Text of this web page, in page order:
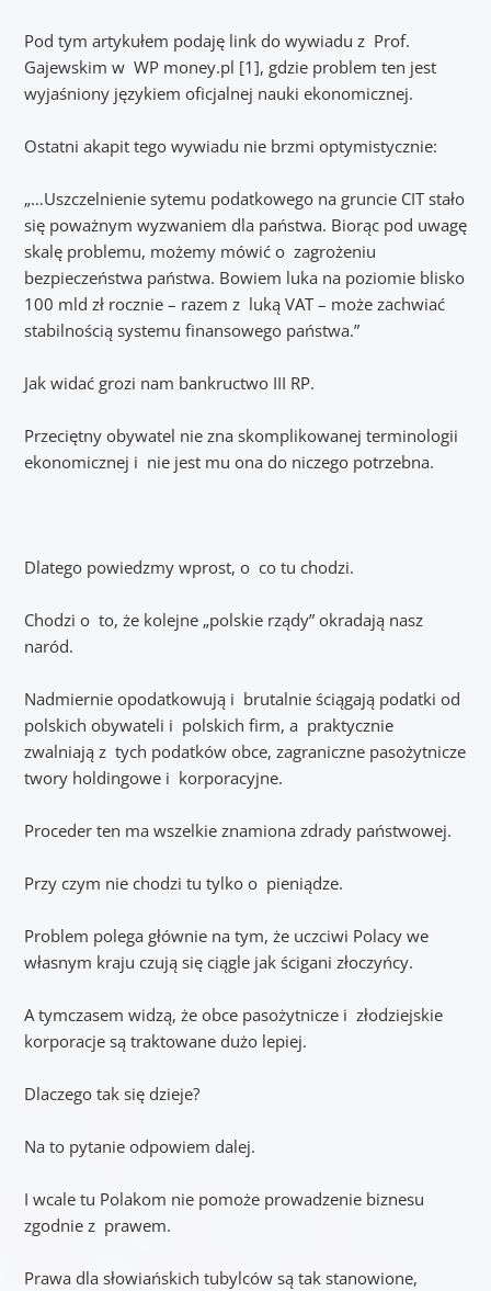
Pod tym artykułem podaję link do wywiadu z Prof.
Gajewskim w WP money.pl [1], gdzie problem ten jest
wyjaśniony językiem oficjalnej nauki ekonomicznej.
Ostatni akapit tego wywiadu nie brzmi optymistycznie:
„…Uszczelnienie sytemu podatkowego na gruncie CIT stało
się poważnym wyzwaniem dla państwa. Biorąc pod uwagę
skalę problemu, możemy mówić o zagrożeniu
bezpieczeństwa państwa. Bowiem luka na poziomie blisko
100 mld zł rocznie – razem z luką VAT – może zachwiać
stabilnością systemu finansowego państwa.”
Jak widać grozi nam bankructwo III RP.
Przeciętny obywatel nie zna skomplikowanej terminologii
ekonomicznej i nie jest mu ona do niczego potrzebna.
Dlatego powiedzmy wprost, o co tu chodzi.
Chodzi o to, że kolejne „polskie rządy” okradają nasz
naród.
Nadmiernie opodatkowują i brutalnie ściągają podatki od
polskich obywateli i polskich firm, a praktycznie
zwalniają z tych podatków obce, zagraniczne pasożytnicze
twory holdingowe i korporacyjne.
Proceder ten ma wszelkie znamiona zdrady państwowej.
Przy czym nie chodzi tu tylko o pieniądze.
Problem polega głównie na tym, że uczciwi Polacy we
własnym kraju czują się ciągle jak ścigani złoczyńcy.
A tymczasem widzą, że obce pasożytnicze i złodziejskie
korporacje są traktowane dużo lepiej.
Dlaczego tak się dzieje?
Na to pytanie odpowiem dalej.
I wcale tu Polakom nie pomoże prowadzenie biznesu
zgodnie z prawem.
Prawa dla słowiańskich tubylców są tak stanowione,